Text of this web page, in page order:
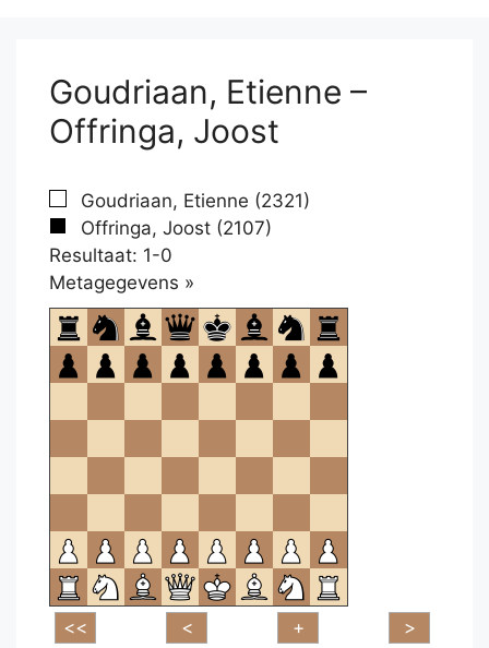
Goudriaan, Etienne –
Offringa, Joost
Goudriaan, Etienne (2321)
Offringa, Joost (2107)
Resultaat: 1-0
Metagegevens »
om
te
openen.